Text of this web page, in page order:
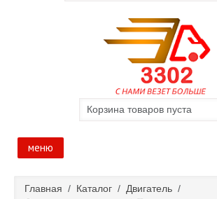
Корзина товаров пуста
меню
Главная / Каталог / Двигатель /